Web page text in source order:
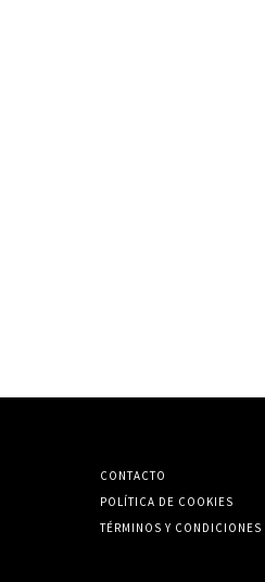
CONTACTO
POLÍTICA DE COOKIES
TÉRMINOS Y CONDICIONES